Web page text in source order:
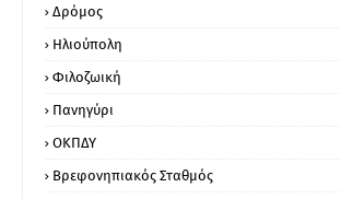
Δρόμος
Ηλιούπολη
Φιλοζωική
Πανηγύρι
ΟΚΠΔΥ
Βρεφονηπιακός Σταθμός